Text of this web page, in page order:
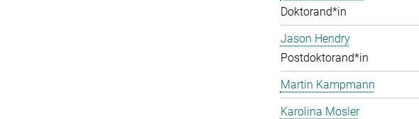
Doktorand*in
Jason Hendry
Postdoktorand*in
Martin Kampmann
Karolina Mosler